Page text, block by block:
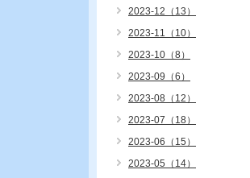
2023-12（13）
2023-11（10）
2023-10（8）
2023-09（6）
2023-08（12）
2023-07（18）
2023-06（15）
2023-05（14）